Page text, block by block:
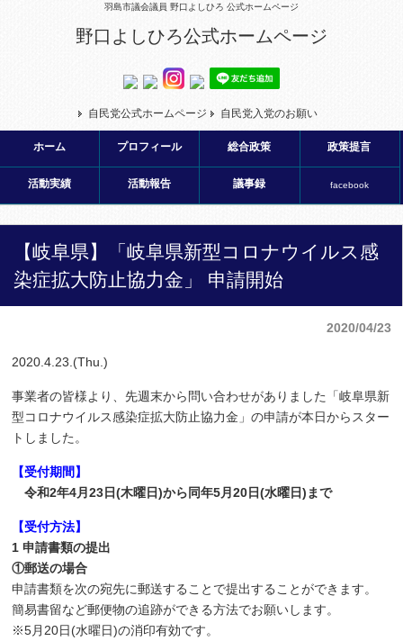
羽島市議会議員 野口よしひろ 公式ホームページ
野口よしひろ公式ホームページ
自民党公式ホームページ 自民党入党のお願い
ホーム プロフィール 総合政策 政策提言
活動実績 活動報告 議事録 facebook
【岐阜県】「岐阜県新型コロナウイルス感
染症拡大防止協力金」 申請開始
2020/04/23
2020.4.23.(Thu.)
事業者の皆様より、先週末から問い合わせがありました「岐阜県新
型コロナウイルス感染症拡大防止協力金」の申請が本日からスター
トしました。
【受付期間】
令和2年4月23日(木曜日)から同年5月20日(水曜日)まで
【受付方法】
1 申請書類の提出
①郵送の場合
申請書類を次の宛先に郵送することで提出することができます。
簡易書留など郵便物の追跡ができる方法でお願いします。
※5月20日(水曜日)の消印有効です。